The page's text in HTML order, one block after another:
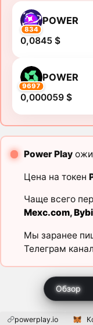
834
POWER
0,0845 $
9697
POWER
0,000059 $
Power Play
Цена на токен
Чаще всего
Mexc.com,
Мы заранее
Телеграм
Обзор
powerplay.io